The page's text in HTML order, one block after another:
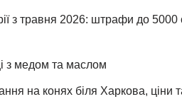
з травня 2026: штрафи до 5000
з медом та маслом
на конях біля Харкова, ціни